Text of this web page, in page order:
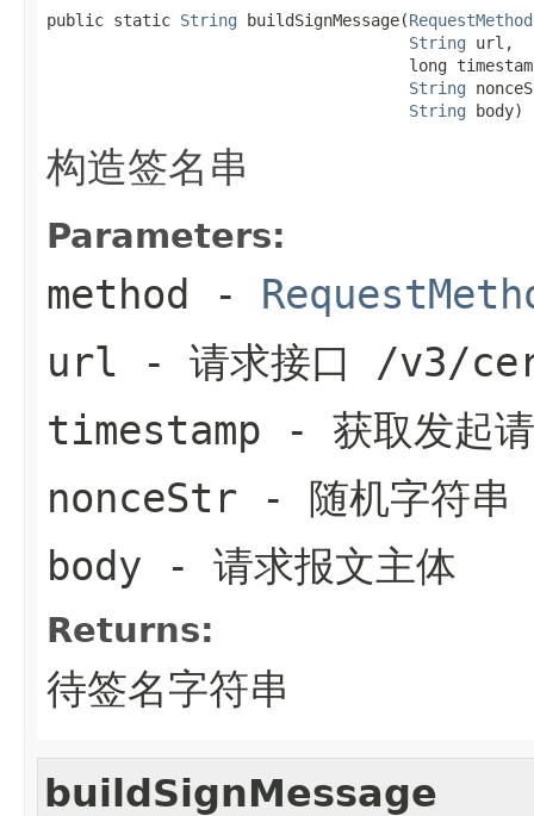
public static String buildSignMessage(RequestMethod
String url,
long
String
String body)
构造签名串
Parameters:
method -
url - 请求接口 /v3/
timestamp - 获取发起
nonceStr - 随机字符串
body - 请求报文主体
Returns:
待签名字符串
buildSignMessage